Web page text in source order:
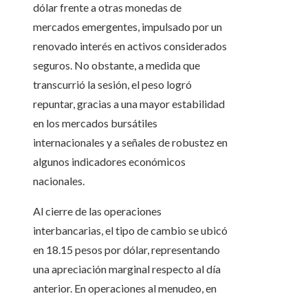
dólar frente a otras monedas de
mercados emergentes, impulsado por un
renovado interés en activos considerados
seguros. No obstante, a medida que
transcurrió la sesión, el peso logró
repuntar, gracias a una mayor estabilidad
en los mercados bursátiles
internacionales y a señales de robustez en
algunos indicadores económicos
nacionales.
Al cierre de las operaciones
interbancarias, el tipo de cambio se ubicó
en 18.15 pesos por dólar, representando
una apreciación marginal respecto al día
anterior. En operaciones al menudeo, en